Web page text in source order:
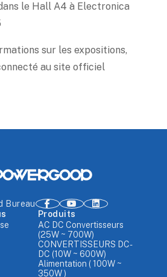
le Hall A4 à Electronica
sur les expositions,
au site officiel
Bureau
Produits
AC DC Convertisseurs
(25W ~ 700W)
CONVERTISSEURS DC-
DC (10W ~ 600W)
Alimentation ( 100W ~
350W )